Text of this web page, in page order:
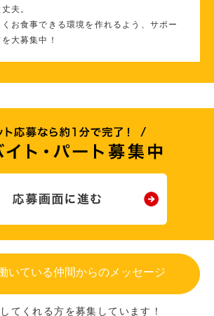
夫。
お食事できる環境を作れるよう、サポー
大募集中！
いている仲間からのメッセージ
てくれる方を募集しています！